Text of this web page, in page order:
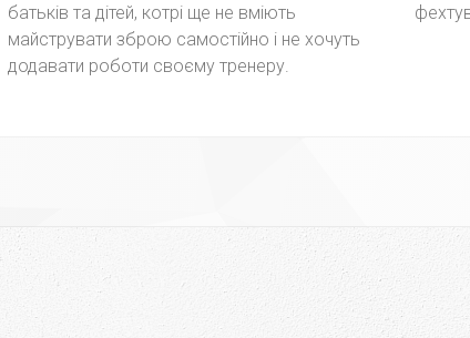
батьків та дітей, котрі ще не вміють
майструвати зброю самостійно і не хочуть
додавати роботи своєму тренеру.